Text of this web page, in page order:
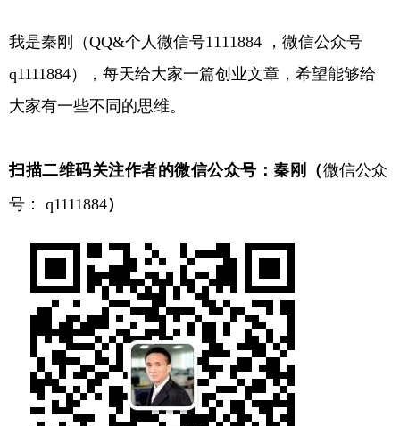
我是秦刚（QQ&个人微信号1111884 ，微信公众号
q1111884）
，每天给大家一篇创业文章，希望能够给
大家有一些不同的思维。
扫描二维码关注作者的微信公众号：秦刚（微信公众
号： q1111884）